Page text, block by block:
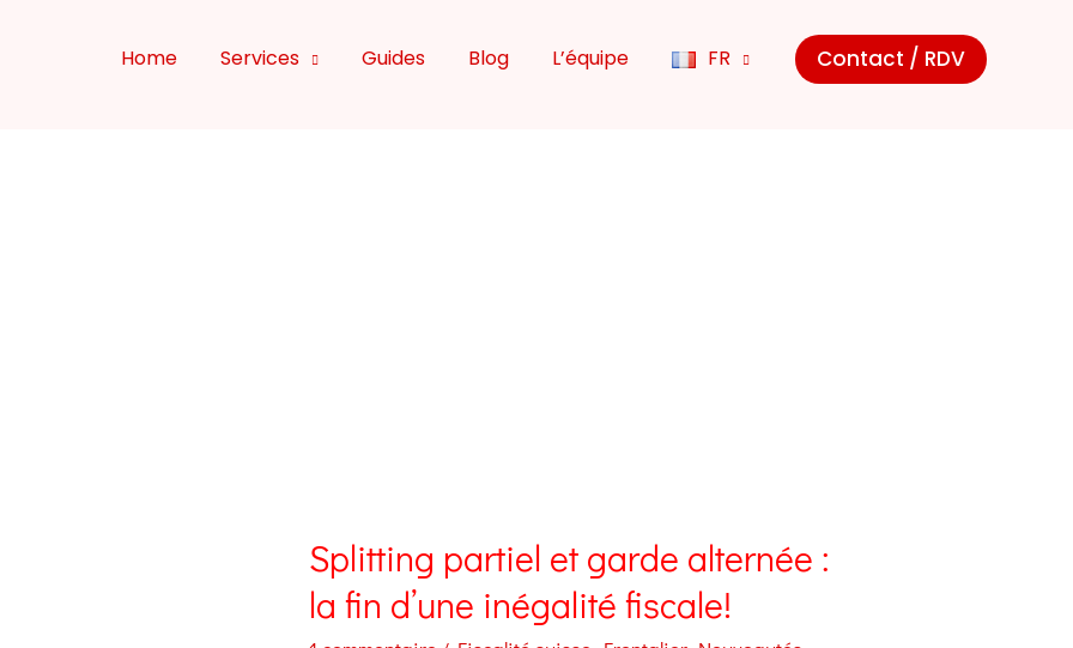
Home Services Guides Blog L’équipe FR Contact / RDV
Splitting partiel et garde alternée :
la fin d’une inégalité fiscale!